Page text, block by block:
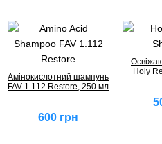
Амінокислотний шампунь
FAV 1.112 Restore, 250 мл
600 грн
Holy